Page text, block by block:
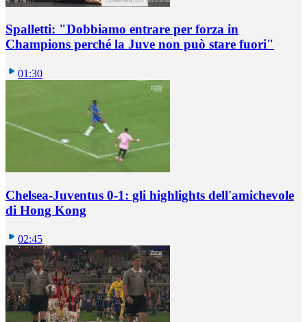
Spalletti: "Dobbiamo entrare per forza in
Champions perché la Juve non può stare fuori"
01:30
Chelsea-Juventus 0-1: gli highlights dell'amichevole
di Hong Kong
02:45